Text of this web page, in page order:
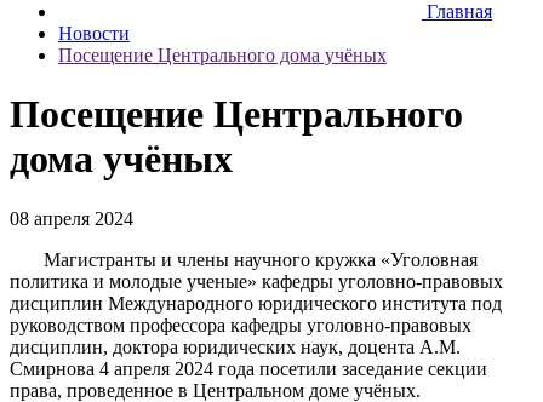
Главная
Новости
Посещение Центрального дома учёных
Посещение Центрального
дома учёных
08 апреля 2024
Магистранты и члены научного кружка «Уголовная
политика и молодые ученые» кафедры уголовно-правовых
дисциплин Международного юридического института под
руководством профессора кафедры уголовно-правовых
дисциплин, доктора юридических наук, доцента А.М.
Смирнова 4 апреля 2024 года посетили заседание секции
права, проведенное в Центральном доме учёных.